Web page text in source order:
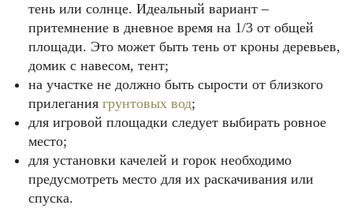
тень или солнце. Идеальный вариант –
притемнение в дневное время на 1/3 от общей
площади. Это может быть тень от кроны деревьев,
домик с навесом, тент;
на участке не должно быть сырости от близкого
прилегания грунтовых вод;
для игровой площадки следует выбирать ровное
место;
для установки качелей и горок необходимо
предусмотреть место для их раскачивания или
спуска.